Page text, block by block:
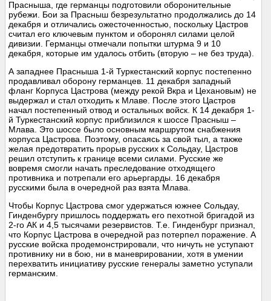
Прасныша, где германцы подготовили оборонительные
рубежи. Бои за Прасныш безрезультатно продолжались до 14
декабря и отличались ожесточенностью, поскольку Цастров
считал его ключевым пунктом и оборонял силами целой
дивизии. Германцы отмечали попытки штурма 9 и 10
декабря, которые им удалось отбить (вторую – не без труда).
А западнее Прасныша 1-й Туркестанский корпус постепенно
продавливал оборону германцев. 11 декабря западный
фланг Корпуса Цастрова (между рекой Вкра и Цехановым) не
выдержал и стал отходить к Млаве. После этого Цастров
начал постепенный отвод и остальных войск. К 14 декабря 1-
й Туркестанский корпус приблизился к шоссе Прасныш –
Млава. Это шоссе было основным маршрутом снабжения
корпуса Цастрова. Поэтому, опасаясь за свой тыл, а также
желая предотвратить прорыв русских к Сольдау, Цастров
решил отступить к границе всеми силами. Русские же
вовремя смогли начать преследование отходящего
противника и потрепали его арьергарды. 16 декабря
русскими была в очередной раз взята Млава.
Чтобы Корпус Цастрова смог удержаться южнее Сольдау,
Гинденбургу пришлось поддержать его пехотной бригадой из
2-го АК и 4,5 тысячами резервистов. Т.е. Гинденбург признал,
что Корпус Цастрова в очередной раз потерпел поражение. А
русские войска продемонстрировали, что ничуть не уступают
противнику ни в бою, ни в маневрировании, хотя в умении
перехватить инициативу русские генералы заметно уступали
германским.